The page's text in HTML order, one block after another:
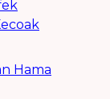
Hama